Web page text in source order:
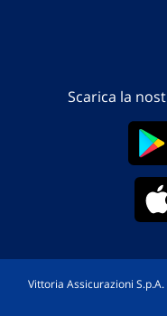
Scarica la
Vittoria Assicurazioni